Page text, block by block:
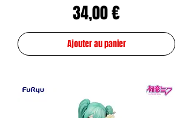
Prix
34,00 €
Ajouter au panier